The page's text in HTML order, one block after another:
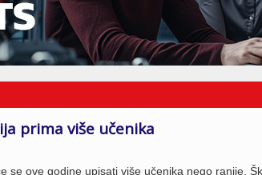
prima više učenika
se ove godine upisati više učenika nego ranije.